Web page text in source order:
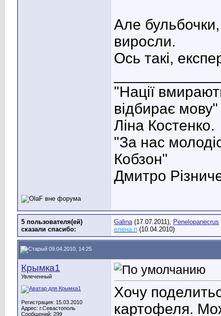
Але
виросли.
Ось такі,
"Нації
відбирає мову"
Ліна Костенко.
"За нас
Кобзон"
Дмитро
5 пользователя(ей)
сказали cпасибо:
Galina(17.07.2011), Penelopanecrus
елена.п (10.04.2010)
09.04.2010, 14:25
Крымка1
Увлеченный
Регистрация: 15.03.2010
Адрес: г.Севастополь
Сообщений: 299
Хочу
картофеля.